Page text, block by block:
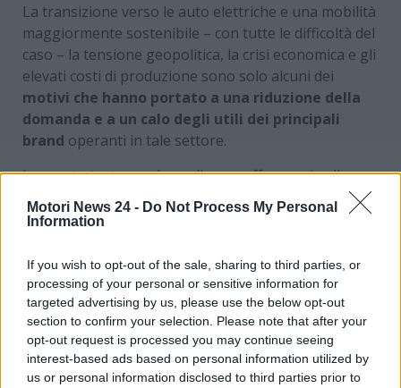
Motori News 24 - Do Not Process My Personal
Information
If you wish to opt-out of the sale, sharing to third parties, or
processing of your personal or sensitive information for
targeted advertising by us, please use the below opt-out
section to confirm your selection. Please note that after your
opt-out request is processed you may continue seeing
interest-based ads based on personal information utilized by
us or personal information disclosed to third parties prior to
La transizione verso le auto elettriche e una mobilità
maggiormente sostenibile – con tutte le difficoltà del
caso – la tensione geopolitica, la crisi economica e gli
elevati costi di produzione sono solo alcuni dei
motivi che hanno portato a una riduzione della
domanda e a un calo degli utili dei principali
brand operanti in tale settore.
In questo testo, però, vogliamo soffermarci sulle
parole cariche di tensione del CEO di una
importanze azienda automobilistica . La sua
Germania. A suo modo di vedere, infatti, le aziende
tedesche hanno inciso profondamente sullo sviluppo
di questa crisi. Per quale motivo? Eccotutti i
dettaglia riguardo.
Settore automotive in crisi?